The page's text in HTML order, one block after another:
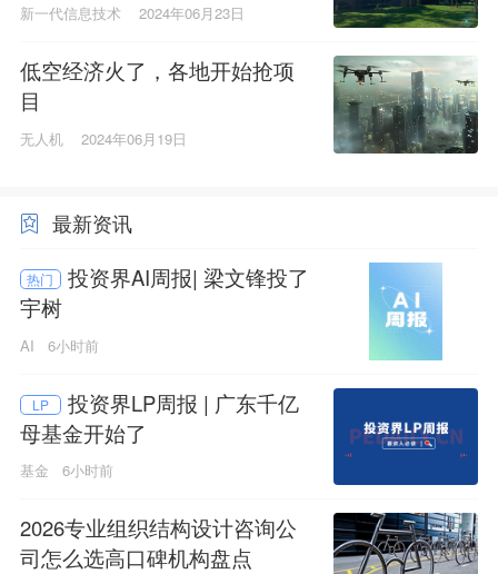
新一代信息技术 2024年06月23日
低空经济火了，各地开始抢项
目
无人机 2024年06月19日
最新资讯
热门
投资界AI周报| 梁文锋投了
宇树
AI 6小时前
LP
投资界LP周报 | 广东千亿
母基金开始了
基金 6小时前
2026专业组织结构设计咨询公
司怎么选高口碑机构盘点